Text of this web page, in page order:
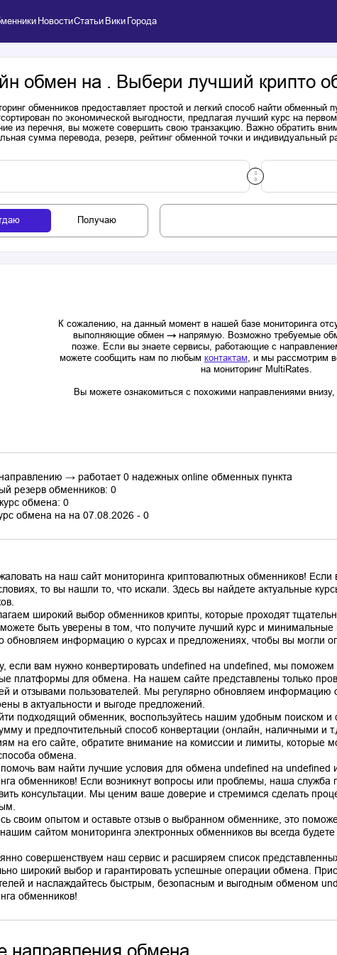
НовостиСтатьи Вики Города
обмен на . Выбери лучший крипто
обменников предоставляет простой и легкий способ найти обменный
по экономической выгодности, предлагая лучший курс на
из перечня, вы можете совершить свою транзакцию. Важно обратить
сумма перевода, резерв, рейтинг обменной точки и индивидуальный
Получаю
К сожалению, на данный момент в нашей базе мониторинга
выполняющие обмен → напрямую. Возможно требуемые
позже. Если вы знаете сервисы, работающие с
можете сообщить нам по любым контактам, и мы рассмотрим
на мониторинг MultiRates.
Вы можете ознакомиться с похожими направлениями внизу,
→ работает 0 надежных online обменных пункта
резерв обменников: 0
обмена: 0
обмена на на 07.08.2026 - 0
на наш сайт мониторинга криптовалютных обменников!
то вы нашли то, что искали. Здесь вы найдете актуальные
широкий выбор обменников крипты, которые проходят
быть уверены в том, что получите лучший курс и
обновляем информацию о курсах и предложениях, чтобы вы могли
если вам нужно конвертировать undefined на undefined, мы
платформы для обмена. На нашем сайте представлены только
и отзывами пользователей. Мы регулярно обновляем информацию
в актуальности и выгоде предложений.
подходящий обменник, воспользуйтесь нашим удобным поиском
и предпочтительный способ конвертации (онлайн, наличными и
на его сайте, обратите внимание на комиссии и лимиты, которые
обмена.
вам найти лучшие условия для обмена undefined на
обменников! Если возникнут вопросы или проблемы, наша служба
консультации. Мы ценим ваше доверие и стремимся сделать
своим опытом и оставьте отзыв о выбранном обменнике, это
сайтом мониторинга электронных обменников вы всегда
совершенствуем наш сервис и расширяем список
широкий выбор и гарантировать успешные операции обмена.
и наслаждайтесь быстрым, безопасным и выгодным обменом
направления обмена